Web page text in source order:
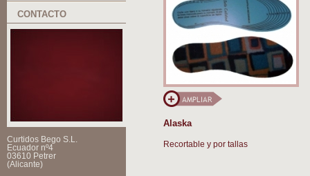
CONTACTO
Curtidos Bego S.L.
Ecuador nº4
03610 Petrer
(Alicante)
Alaska
Recortable y por tallas